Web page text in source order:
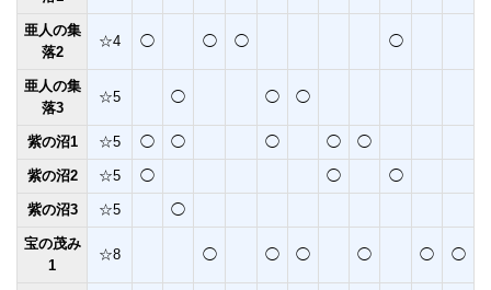
亜人の集
落2
☆4 ◯ ◯ ◯ ◯
亜人の集
落3
☆5 ◯ ◯ ◯
紫の沼1 ☆5 ◯ ◯ ◯ ◯ ◯
紫の沼2 ☆5 ◯ ◯ ◯
紫の沼3 ☆5 ◯
宝の茂み
1
☆8 ◯ ◯ ◯ ◯ ◯ ◯